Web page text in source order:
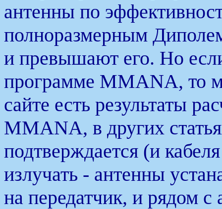
антенны по
полноразмерным
и превышают его. Но
программе MMANA, то
сайте есть результаты
MMANA, в других
подтверждается (и
излучать - антенны
на передатчик, и рядом